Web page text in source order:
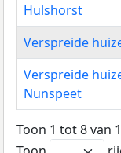
Hulshorst
Verspreide
Verspreide
Nunspeet
Toon 1 tot 8 van